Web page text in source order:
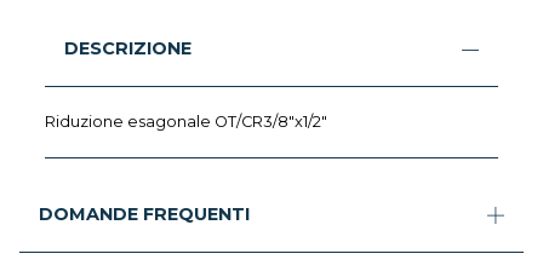
DESCRIZIONE
Riduzione esagonale OT/CR3/8"x1/2"
DOMANDE FREQUENTI